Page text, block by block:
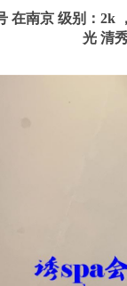
在南京 级别：2k ，
光 清